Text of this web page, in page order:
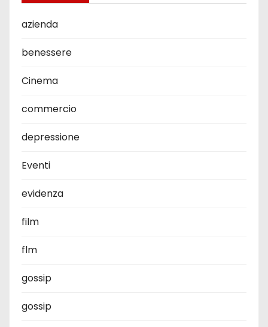
azienda
benessere
Cinema
commercio
depressione
Eventi
evidenza
film
flm
gossip
gossip